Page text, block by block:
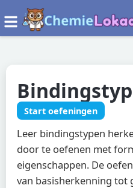
Start oefeningen
Leer bindingstypen
door te oefenen met
eigenschappen. De
van basisherkenning tot